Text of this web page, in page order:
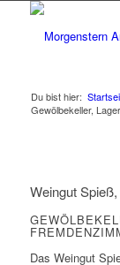
Du bist hier:
Gewölbekeller,
Weingut
Das Weingut